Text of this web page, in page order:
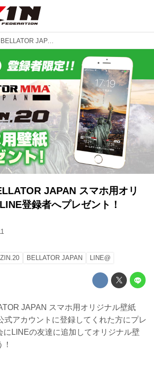
RIZIN.20 / BELLATOR JAPAN スマホ用オリジナル壁紙をLINE登録者へプレゼント！
JAPAN スマホ用オリ
登録者へプレゼント！
BELLATOR JAPAN LINE@
JAPAN スマホ用オリジナル壁紙
式アカウントに登録してくれた方にプレ
にLINEの友達に追加してオリジナル壁